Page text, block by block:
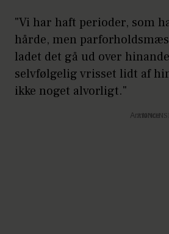
"Vi har haft perioder, som
hårde, men
ladet det gå ud over
selvfølgelig vrisset lidt af
ikke noget alvorligt."
Annonce